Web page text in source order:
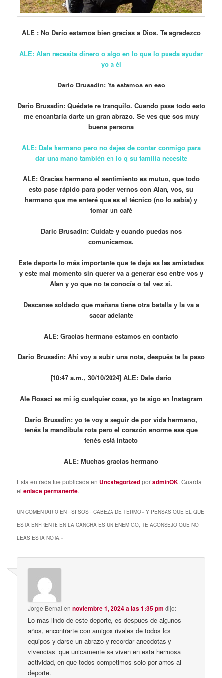
ALE : No Darío estamos bien gracias a Dios. Te agradezco
ALE: Alan necesita dinero o algo en lo que lo pueda ayudar
yo a él
Dario Brusadin: Ya estamos en eso
Dario Brusadin: Quédate re tranquilo. Cuando pase todo esto
me encantaría darte un gran abrazo. Se ves que sos muy
buena persona
ALE: Dale hermano pero no dejes de contar conmigo para
dar una mano también en lo q su familia necesite
ALE: Gracias hermano el sentimiento es mutuo, que todo
esto pase rápido para poder vernos con Alan, vos, su
hermano que me enteré que es el técnico (no lo sabía) y
tomar un café
Dario Brusadin: Cuídate y cuando puedas nos
comunicamos.
Este deporte lo más importante que te deja es las amistades
y este mal momento sin querer va a generar eso entre vos y
Alan y yo que no te conocía o tal vez si.
Descanse soldado que mañana tiene otra batalla y la va a
sacar adelante
ALE: Gracias hermano estamos en contacto
Dario Brusadin: Ahí voy a subir una nota, después te la paso
[10:47 a.m., 30/10/2024] ALE: Dale dario
Ale Rosaci es mi ig cualquier cosa, yo te sigo en Instagram
Dario Brusadin: yo te voy a seguir de por vida hermano,
tenés la mandíbula rota pero el corazón enorme ese que
tenés está intacto
ALE: Muchas gracias hermano
Esta entrada fue publicada en UncategorizedporadminOK. Guarda
elenlace permanente.
UN COMENTARIO EN «SI SOS «CABEZA DE TERMO» Y PENSAS QUE EL QUE
ESTA ENFRENTE EN LA CANCHA ES UN ENEMIGO, TE ACONSEJO QUE NO
LEAS ESTA NOTA. »
Jorge Bernal ennoviembre 1, 2024 a las 1:35 pm dijo:
Lo mas lindo de este deporte, es despues de algunos
años, encontrarte con amigos rivales de todos los
equipos y darse un abrazo y recordar anecdotas y
vivencias, que unicamente se viven en esta hermosa
actividad, en que todos competimos solo por amos al
deporte.